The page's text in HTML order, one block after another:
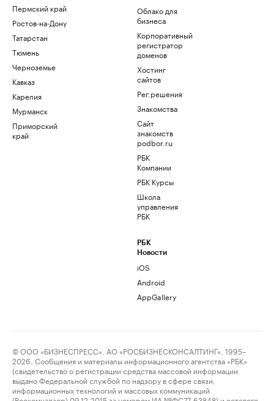
Пермский край
Ростов-на-Дону
Татарстан
Тюмень
Черноземье
Кавказ
Карелия
Мурманск
Приморский
край
Облако для
бизнеса
Корпоративный
регистратор
доменов
Хостинг
сайтов
Рег.решения
Знакомства
Сайт
знакомств
podbor.ru
РБК
Компании
РБК Курсы
Школа
управления
РБК
РБК
Новости
iOS
Android
AppGallery
© ООО «БИЗНЕСПРЕСС», АО «РОСБИЗНЕСКОНСАЛТИНГ», 1995–
2026. Сообщения и материалы информационного агентства «РБК»
(свидетельство о регистрации средства массовой информации
выдано Федеральной службой по надзору в сфере связи,
информационных технологий и массовых коммуникаций